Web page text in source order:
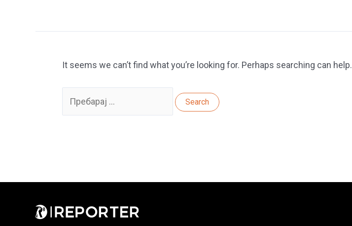
It seems we can’t find what you’re looking for. Perhaps searching can help.
for: